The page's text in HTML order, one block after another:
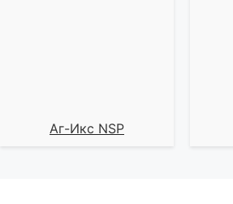
Аг-Икс NSP